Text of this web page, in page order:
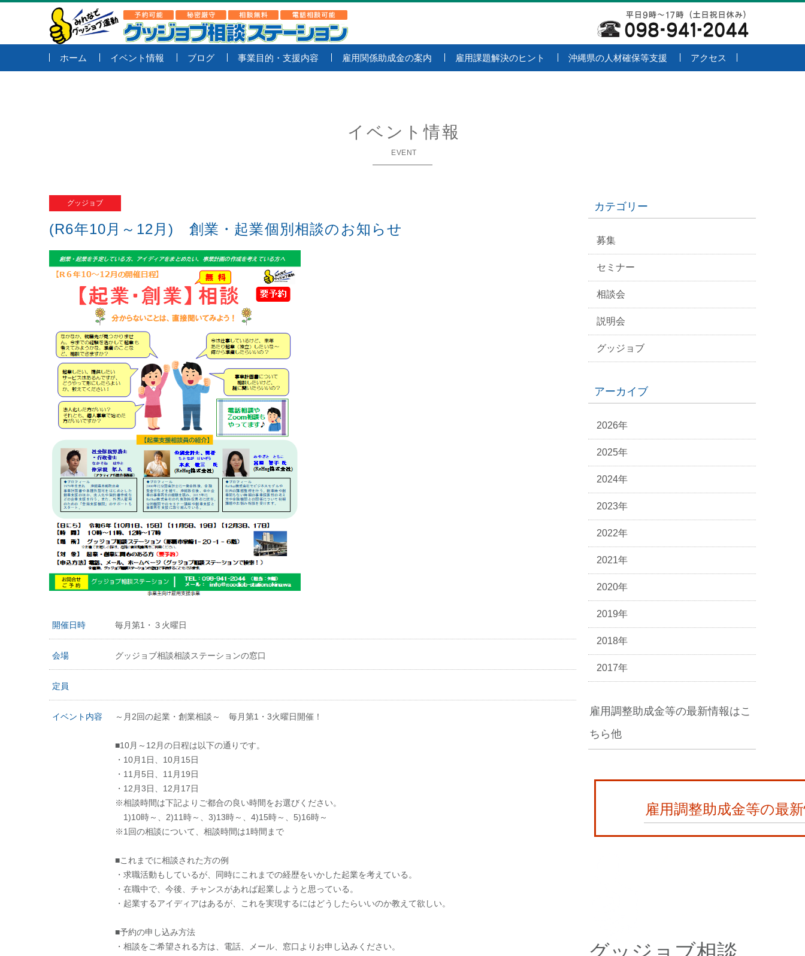
ホーム イベント情報 ブログ 事業目的・支援内容 雇用関係助成金の案内 雇用課題解決のヒント 沖縄県の人材確保等支援 アクセス
イベント情報
EVENT
グッジョブ
(R6年10月～12月) 創業・起業個別相談のお知らせ
開催日時 毎月第1・３火曜日
会場 グッジョブ相談相談ステーションの窓口
定員
イベント内容 ～月2回の起業・創業相談～ 毎月第1・3火曜日開催！
■10月～12月の日程は以下の通りです。
・10月1日、10月15日
・11月5日、11月19日
・12月3日、12月17日
※相談時間は下記よりご都合の良い時間をお選びください。
1)10時～、2)11時～、3)13時～、4)15時～、5)16時～
※1回の相談について、相談時間は1時間まで
■これまでに相談された方の例
・求職活動もしているが、同時にこれまでの経歴をいかした起業を考えている。
・在職中で、今後、チャンスがあれば起業しようと思っている。
・起業するアイディアはあるが、これを実現するにはどうしたらいいのか教えて欲しい。
■予約の申し込み方法
・相談をご希望される方は、電話、メール、窓口よりお申し込みください。
カテゴリー
募集
セミナー
相談会
説明会
グッジョブ
アーカイブ
2026年
2025年
2024年
2023年
2022年
2021年
2020年
2019年
2018年
2017年
雇用調整助成金等の最新情報はこ
ちら他
雇用調整助成金等の最